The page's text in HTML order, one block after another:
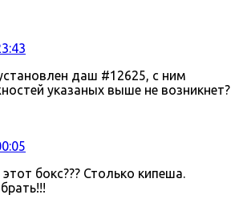
даш #12625, с ним
указаных выше не возникнет?
бокс??? Столько кипеша.